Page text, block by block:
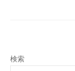
検索